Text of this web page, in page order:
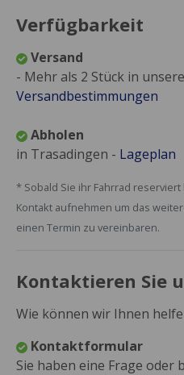
Verfügbarkeit
Versand
- Mehr als 2 Stück in
Versandbestimmungen
Abholen
in Trasadingen - Lageplan
* Sobald Sie ihr Fahrrad
Kontakt aufnehmen um das
einen Termin zu vereinbaren.
Kontaktieren Sie
Wie können wir Ihnen
Kontaktformular
Sie haben eine Frage oder